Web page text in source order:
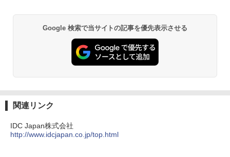
Google 検索で当サイトの記事を優先表示させる
関連リンク
IDC Japan株式会社
http://www.idcjapan.co.jp/top.html